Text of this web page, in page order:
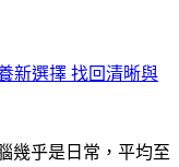
新選擇 找回清晰與
幾乎是日常，平均至